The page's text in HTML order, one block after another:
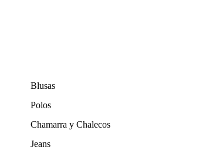
Blusas
Polos
Chamarra y Chalecos
Jeans